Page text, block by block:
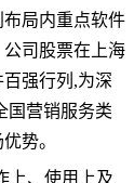
局内重点软件
公司股票在上海
强行列 ,为深
国营销服务类
势。
上、使用 上及